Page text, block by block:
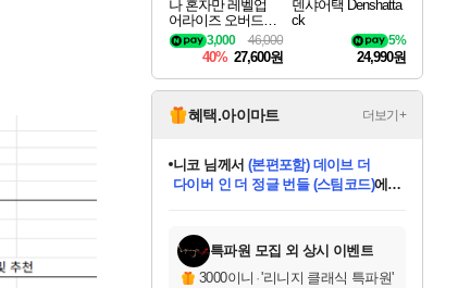
나 혼자만 레벨업
어라이즈 오버드라
이브 Solo Leveling A
rise
46,000
3,000
40% 27,600원
덴샤어택 Denshatta
ck
5%
24,990원
혜택.아이마트 더보기+
교환.
당첨되셨습니다.
다이버 인 더 정글 번들 (스팀코드)
당첨되셨습니다.
한건했습니다님께서마피아
당첨되셨습니다.
당첨되셨습니다.
당첨되셨습니다.
당첨되셨습니다.
에디션 (스팀코드)를 교환.
당첨되셨습니다.
특파원 모집 외 상시 이벤트
3000이니 ·'리니지 클래식 특파원'